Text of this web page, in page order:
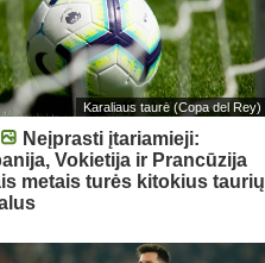
Karaliaus taurė (Copa del Rey)
Neįprasti įtariamieji:
Vokietija ir Prancūzija
metais turės kitokius taurių